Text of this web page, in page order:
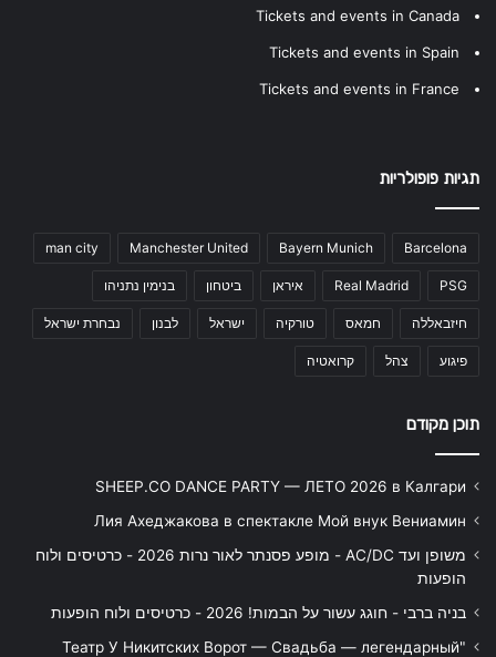
Tickets and events in Canada
Tickets and events in Spain
Tickets and events in France
תגיות פופולריות
Barcelona
Bayern Munich
Manchester United
man city
PSG
Real Madrid איראן ביטחון בנימין נתניהו
חיזבאללה חמאס טורקיה ישראל לבנון נבחרת ישראל
פיגוע צהל קרואטיה
תוכן מקודם
SHEEP.CO DANCE PARTY — ЛЕТО 2026 в Калгари
Лия Ахеджакова в спектакле Мой внук Вениамин
משופן ועד AC/DC - מופע פסנתר לאור נרות 2026 - כרטיסים ולוח
הופעות
בניה ברבי - חוגג עשור על הבמות! 2026 - כרטיסים ולוח הופעות
"Театр У Никитских Ворот — Свадьба — легендарный